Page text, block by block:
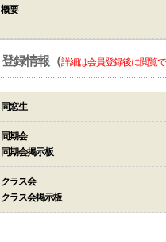
概要
登録情報（詳細は会員登録後に閲覧
同窓生
同期会
同期会掲示板
クラス会
クラス会掲示板